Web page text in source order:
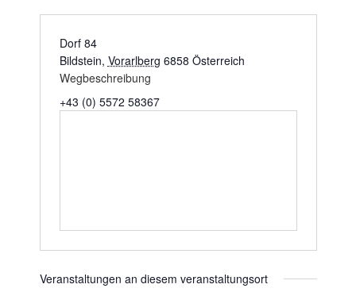
Dorf 84
Bildstein, Vorarlberg 6858 Österreich
Wegbeschreibung
+43 (0) 5572 58367
Veranstaltungen an diesem veranstaltungsort